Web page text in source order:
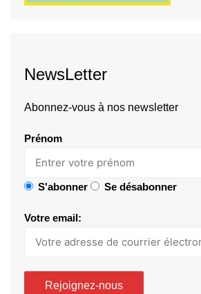
NewsLetter
Abonnez-vous à nos newsletter
Prénom
S'abonner Se désabonner
Votre email: